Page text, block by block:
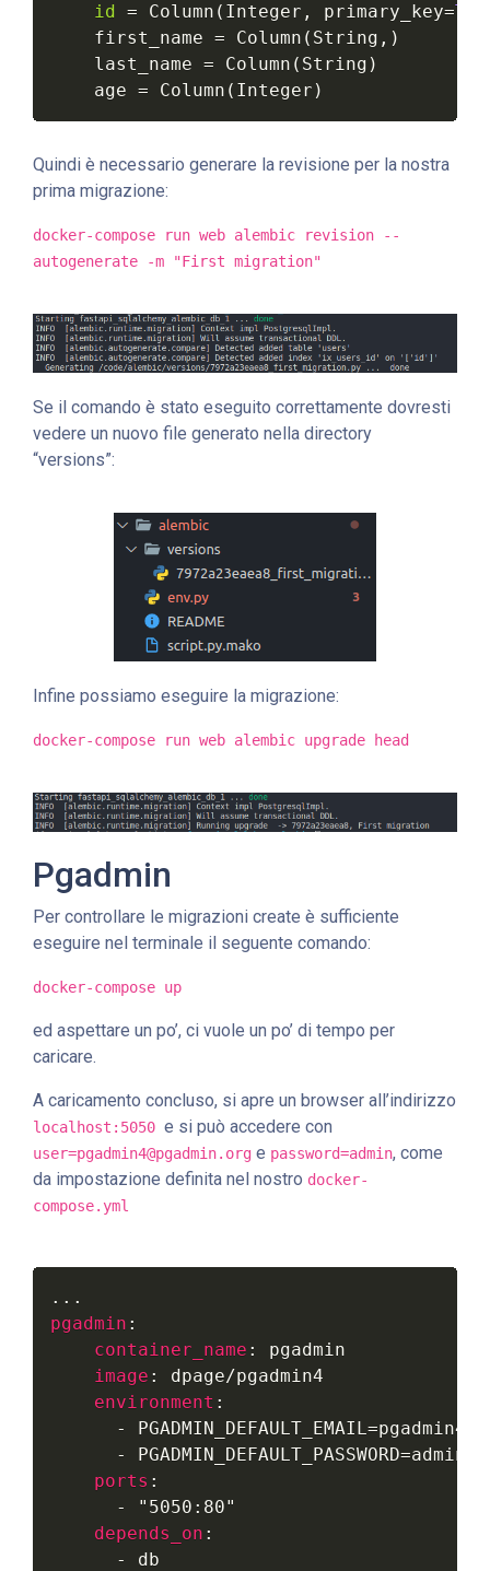
id = Column ( Integer , primary_key=
    first_name
= Column ( String , )
    last_name
= Column ( String )
    age
= Column ( Integer )
Quindi è necessario generare la revisione per la nostra
prima migrazione:
docker-compose run web alembic revision --
autogenerate -m "First migration"
Se il comando è stato eseguito correttamente dovresti
vedere un nuovo file generato nella directory
“versions”:
Infine possiamo eseguire la migrazione:
docker-compose run web alembic upgrade head
Pgadmin
Per controllare le migrazioni create è sufficiente
eseguire nel terminale il seguente comando:
docker-compose up
ed aspettare un po’, ci vuole un po’ di tempo per
caricare.
A caricamento concluso, si apre un browser all’indirizzo
localhost:5050 e si può accedere con
user=pgadmin4@pgadmin.org e password=admin, come
da impostazione definita nel nostro docker-
compose.yml
pgadmin :
container_name :
pgadmin
image :
dpage/pgadmin4
environment :
-
-
PGADMIN_DEFAULT_PASSWORD=admin
ports :
-
"5050:80"
depends_on :
-
db